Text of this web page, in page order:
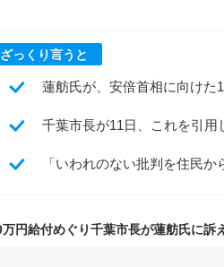
ざっくり言うと
蓮舫氏が、安倍首相に向けた
千葉市長が11日、これを引用
「いわれのない批判を住民
円給付めぐり千葉市長が蓮舫氏に訴え